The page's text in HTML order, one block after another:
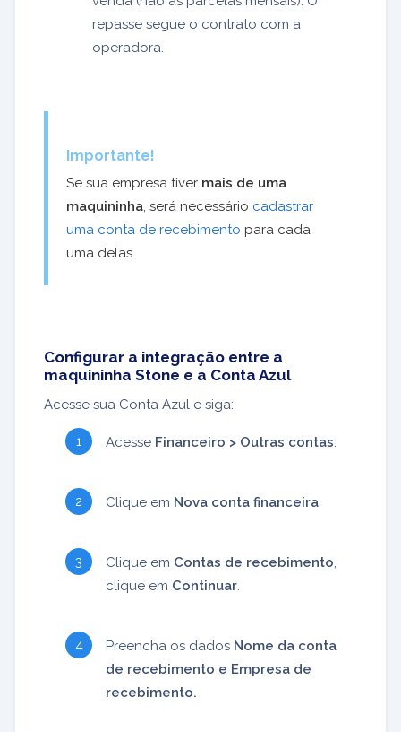
repasse segue o contrato com a
operadora.
Importante!
Se sua empresa tiver mais de uma
maquininha, será necessário cadastrar
uma conta de recebimento para cada
uma delas.
Configurar a integração entre a
maquininha Stone e a Conta Azul
Acesse sua Conta Azul e siga:
Acesse Financeiro > Outras contas.
Clique em Nova conta financeira.
Clique em Contas de recebimento,
clique em Continuar.
Preencha os dados Nome da conta
de recebimento e Empresa de
recebimento.